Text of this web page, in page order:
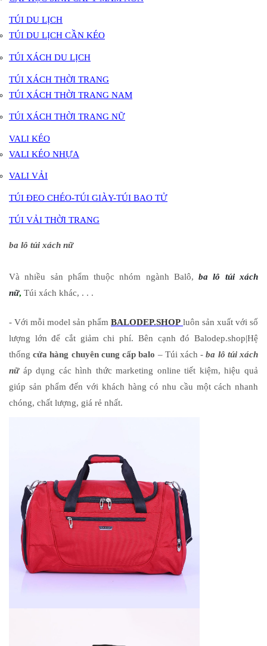
TÚI DU LỊCH
TÚI DU LỊCH CẦN KÉO
TÚI XÁCH DU LỊCH
TÚI XÁCH THỜI TRANG
TÚI XÁCH THỜI TRANG NAM
TÚI XÁCH THỜI TRANG NỮ
VALI KÉO
VALI KÉO NHỰA
VALI VẢI
TÚI ĐEO CHÉO-TÚI GIÀY-TÚI BAO TỬ
TÚI VẢI THỜI TRANG
ba lô túi xách nữ
Và nhiều sản phẩm thuộc nhóm ngành Balô,ba lô túi xách
nữ, Túi xách khác, . . .
- Với mỗi model sản phẩm BALODEP.SHOP luôn sản xuất với số
lượng lớn để cắt giảm chi phí. Bên cạnh đó Balodep.shop|Hệ
thốngcửa hàng chuyên cung cấp balo – Túi xách -ba lô túi xách
nữáp dụng các hình thức marketing online tiết kiệm, hiệu quả
giúp sản phẩm đến với khách hàng có nhu cầu một cách nhanh
chóng, chất lượng, giá rẻ nhất.